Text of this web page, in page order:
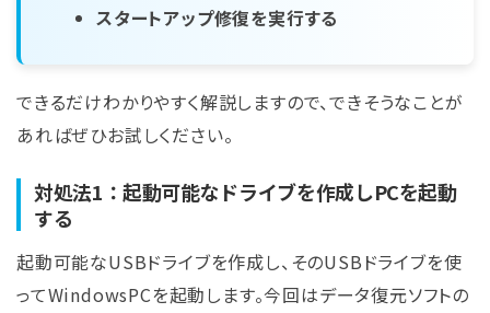
スタートアップ修復を実行する
できるだけわかりやすく解説しますので、できそうなことが
あればぜひお試しください。
対処法1：起動可能なドライブを作成しPCを起動
する
起動可能なUSBドライブを作成し、そのUSBドライブを使
ってWindowsPCを起動します。今回はデータ復元ソフトの